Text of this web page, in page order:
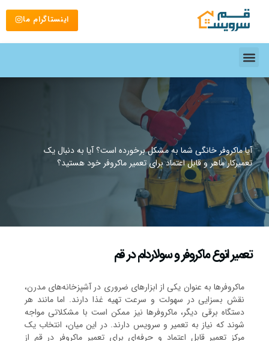
اینستاگرام ما
آیا ماکروفر خانگی شما به مشکل برخورده است؟ آیا به دنبال یک
تعمیرکار ماهر و قابل اعتماد برای تعمیر ماکروفر خود هستید؟
تعمیر انوع ماکروفر و سولاردام در قم
ماکروفرها به عنوان یکی از ابزارهای ضروری در آشپزخانه‌های مدرن،
نقش بسزایی در سهولت و سرعت تهیه غذا دارند. اما مانند هر
دستگاه برقی دیگر، ماکروفرها نیز ممکن است با مشکلاتی مواجه
شوند که نیاز به تعمیر و سرویس دارند. در این میان، انتخاب یک
مرکز تعمیر قابل اعتماد و حرفه‌ای برای تعمیر ماکروفر در قم از